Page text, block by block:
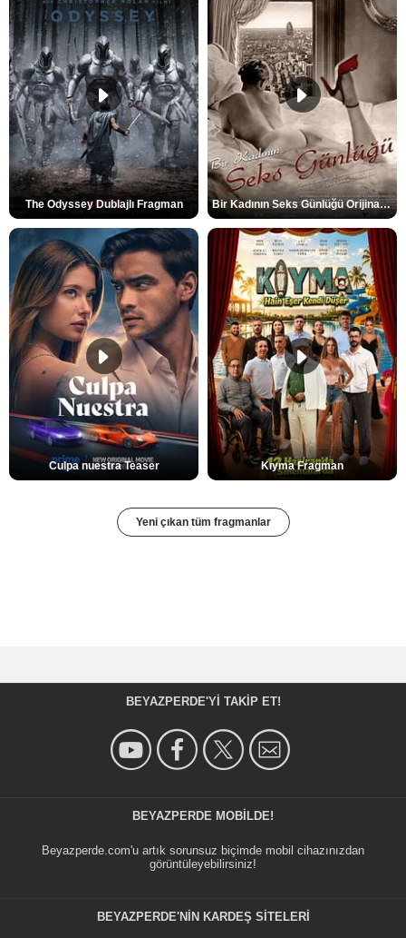
The Odyssey Dublajlı Fragman Bir Kadının Seks Günlüğü Orijinal Fragman
Culpa nuestra Teaser Kıyma Fragman
Yeni çıkan tüm fragmanlar
BEYAZPERDE'YI TAKIP ET!
BEYAZPERDE MOBILDE!
Beyazperde.com'u artık sorunsuz biçimde mobil cihazınızdan
görüntüleyebilirsiniz!
BEYAZPERDE'NIN KARDEŞ SİTELERİ